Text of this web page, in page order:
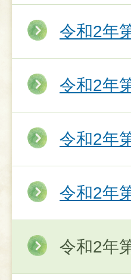
令和2年
令和2年
令和2年
令和2年
令和2年